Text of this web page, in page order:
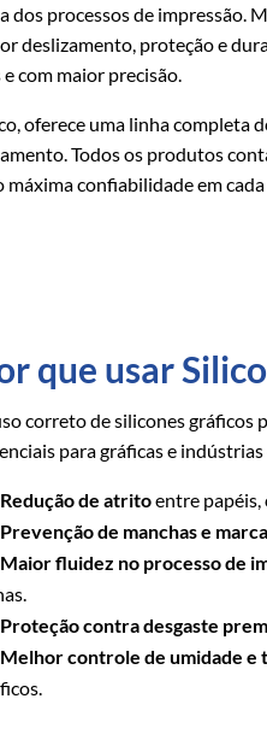
processos de impressão.
deslizamento, proteção e
com maior precisão.
oferece uma linha completa
Todos os produtos
confiabilidade em cada
que usar
correto de silicones gráficos
para gráficas e
Redução de atritoentre papéis,
Prevenção de manchas e
Maior fluidez no processo de
Proteção contra desgaste
Melhor controle de umidade e